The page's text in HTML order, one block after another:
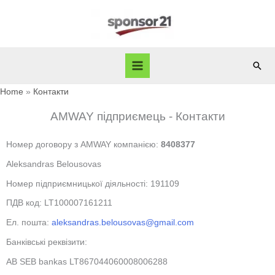
Home Контакти
AMWAY підприємець - Контакти
Номер договору з AMWAY компанією: 8408377
Aleksandras Belousovas
Номер підприємницької діяльності: 191109
ПДВ код: LT100007161211
Ел. пошта: aleksandras.belousovas@gmail.com
Банківські реквізити:
AB SEB bankas LT867044060008006288